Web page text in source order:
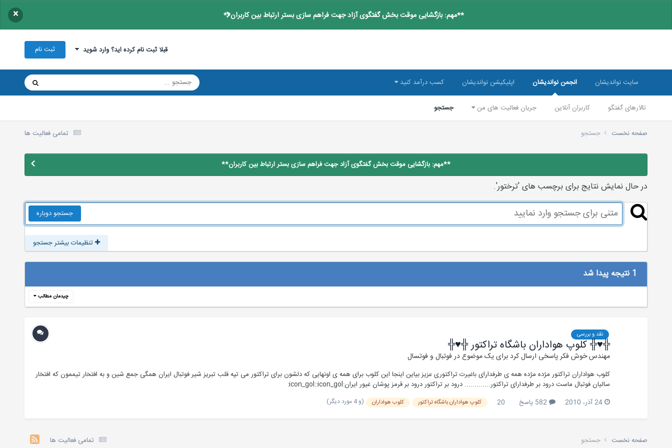
**مهم: بازگشایی موقت بخش گفتگوی آزاد جهت فراهم سازی بستر ارتباط بین کاربران** ×
قبلا ثبت نام کرده اید؟ وارد شوید ثبت نام
سایت نواندیشان انجمن نواندیشان
تالارهای گفتگو کاربران آنلاین جریان فعالیت های من جستجو
اپلیکیشن نواندیشان کسب درآمد کنید
تمامی فعالیت ها صفحه نخست جستجو
**مهم: بازگشایی موقت بخش گفتگوی آزاد جهت فراهم سازی بستر ارتباط بین کاربران**
در حال نمایش نتایج برای برچسب های 'ترختور'.
جستجو دوباره
تنظیمات بیشتر جستجو
1 نتیجه پیدا شد
چیدمان مطالب
نقد و بررسی
╬♥╬ کلوپ هواداران باشگاه تراکتور ╬♥╬
مهندس خوش فکرپاسخی ارسال کرد برای یک موضوع درفوتبال و فوتسال
کلوب هواداران تراکتور مژده مژده همه ی طرفدارای باغیرت تراکتوری عزیز بیاین اینجا این کلوب برای همه ی اونهایی که دلشون برای تراکتور می تپه قلب تبریز شیر فوتبال ایران همگی جمع شین و به افتخار تیممون که افتخار
سالیان فوتبال ماست درود بر طرفدارای تراکتور............. درود بر تراکتور درود بر قرمز پوشان غیور ایران:icon_gol::icon_gol:
24 آذر، 2010
582 پاسخ 20 کلوپ هواداران باشگاه تراکتور کلوب هواداران (و 4 مورد دیگر)
تمامی فعالیت ها صفحه نخست جستجو